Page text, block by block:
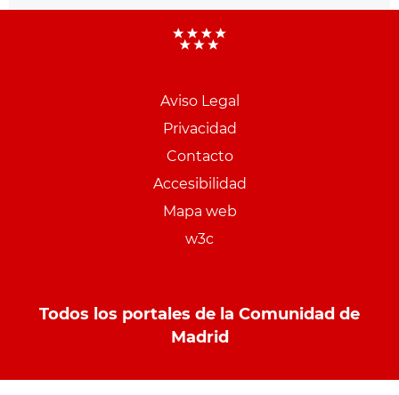
Aviso Legal
Privacidad
Contacto
Accesibilidad
Mapa web
w3c
Todos los portales de la Comunidad de
Madrid